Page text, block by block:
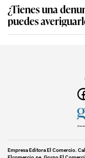
¿Tienes una
puedes
Empresa Editora El Comercio.